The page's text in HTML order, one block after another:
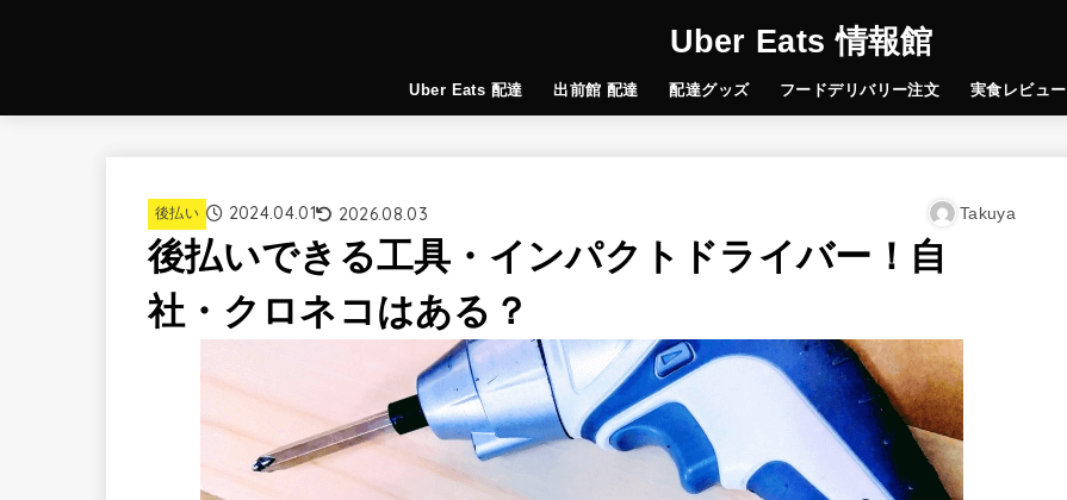
Uber Eats 情報館
Uber Eats 配達 出前館 配達 配達グッズ フードデリバリー注文 実食レビュー
後払い 2024.04.01 2026.08.03 Takuya
後払いできる工具・インパクトドライバー！自
社・クロネコはある？